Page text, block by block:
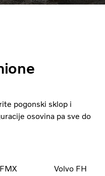
pogonski sklop i
osovina pa sve do
Volvo FH